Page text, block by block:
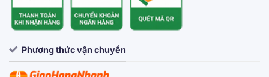
Phương thức vận chuyển